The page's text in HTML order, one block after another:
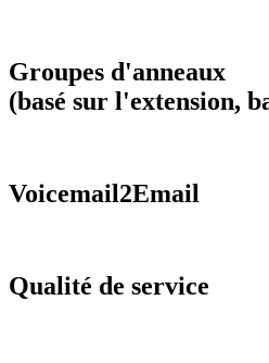
Groupes d'anneaux
(basé sur l'extension,
Voicemail2Email
Qualité de service